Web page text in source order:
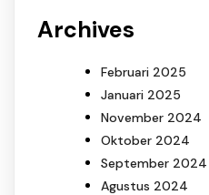
Archives
Februari 2025
Januari 2025
November 2024
Oktober 2024
September 2024
Agustus 2024